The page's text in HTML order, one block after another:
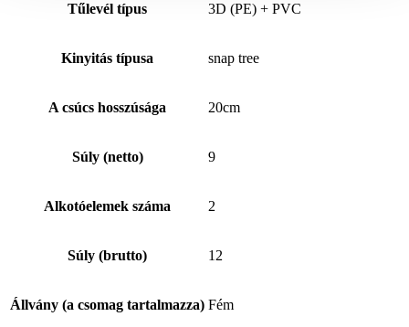
Tűlevél típus 3D (PE) + PVC
Kinyitás típusa snap tree
A csúcs hosszúsága 20cm
Súly (netto) 9
Alkotóelemek száma 2
Súly (brutto) 12
Állvány (a csomag tartalmazza) Fém